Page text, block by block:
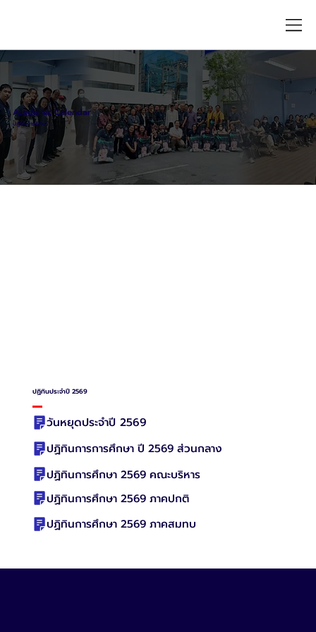
Academic Calendar
ปฏิทินการศึกษา
ปฏิทินประจำปี 2569
วันหยุดประจำปี 2569
ปฏิทินการการศึกษา ปี 2569 ส่วนกลาง
ปฏิทินการศึกษา 2569 คณะบริหาร
ปฏิทินการศึกษา 2569 ภาคปกติ
ปฏิทินการศึกษา 2569 ภาคสมทบ